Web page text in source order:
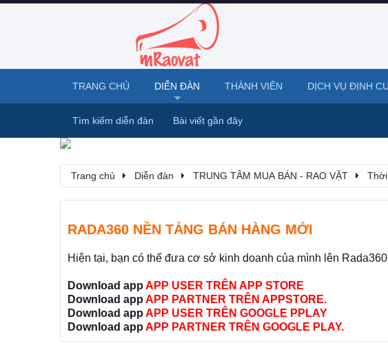
Trang chủ Diễn đàn TRUNG TÂM MUA BÁN - RAO VẶT
RADA360 NỀN TẢNG BÁN HÀNG MỚI
Hiện tại, bạn có thể đưa cơ sở kinh doanh của mình lên
Download app APP USER TRÊN APP STORE
Download app APP PARTNER TRÊN APPSTORE.
Download app APP USER TRÊN GOOGLE PPLAY
Download app APP PARTNER TRÊN GOOGLE PLAY.
TRANG CHỦ DIỄN ĐÀN
Tìm kiếm diễn đàn Bài viết gần đây
THÀNH VIÊN DỊCH VỤ ĐỊNH